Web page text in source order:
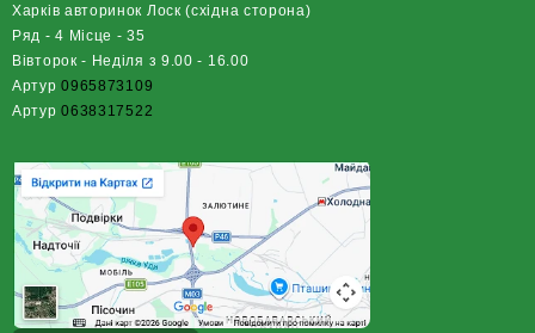
Харків авторинок Лоск (східна сторона)
Ряд - 4 Місце - 35
Вівторок - Неділя з 9.00 - 16.00
Артур0965873109
Артур0638317522